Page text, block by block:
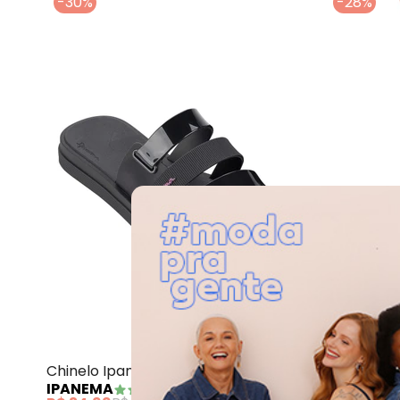
Chinelo
Chinelo Ipanema Bold Plus (Preta)
IPANEMA
(5)
Chinelo
MOLECA